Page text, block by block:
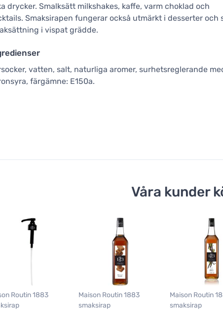
drycker. Smalksätt milkshakes, kaffe, varm choklad och
Smaksirapen fungerar också utmärkt i desserter och
i vispat grädde.
vatten, salt, naturliga aromer, surhetsreglerande
färgämne: E150a.
Våra kunder
Routin 1883
Maison Routin 1883
smaksirap
Maison Routin
smaksirap